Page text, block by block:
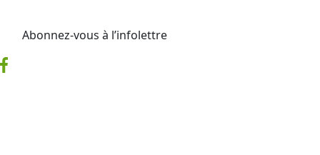
Abonnez-vous à l’infolettre